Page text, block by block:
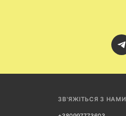
ЗВ'ЯЖІТЬСЯ З НАМИ